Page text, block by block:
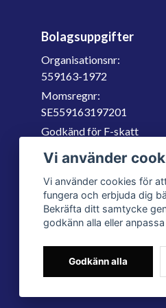
Bolagsuppgifter
Organisationsnr:
559163-1972
Momsregnr:
SE559163197201
Godkänd för F-skatt
060-566 800
Vi använder
Vi använder cookies för
fungera och erbjuda dig
Bekräfta ditt samtycke
godkänn alla eller
Godkänn alla